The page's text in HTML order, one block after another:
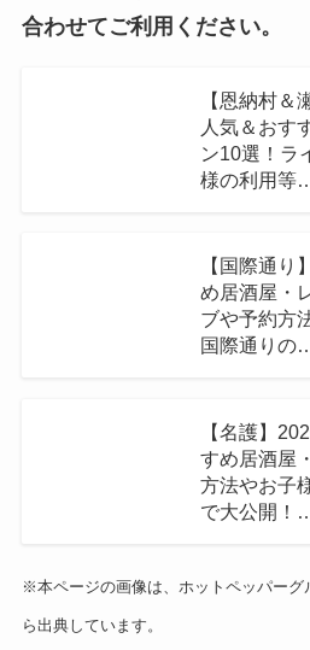
合わせてご利用ください。
【恩納村＆
人気＆おす
ン10選！ラ
様の利用等…
【国際通り
め居酒屋・
ブや予約方
国際通りの
【名護】
すめ居酒屋
方法やお子
で大公開！
※本ページの画像は、ホットペッパーグ
ら出典しています。